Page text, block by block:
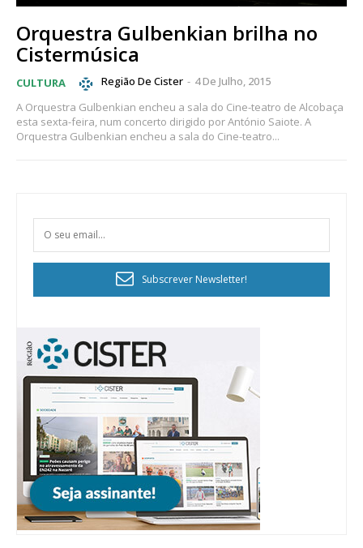
Orquestra Gulbenkian brilha no
Cistermúsica
CULTURA Região De Cister - 4 De Julho, 2015
A Orquestra Gulbenkian encheu a sala do Cine-teatro de Alcobaça
esta sexta-feira, num concerto dirigido por António Saiote. A
Orquestra Gulbenkian encheu a sala do Cine-teatro...
Subscrever Newsletter!